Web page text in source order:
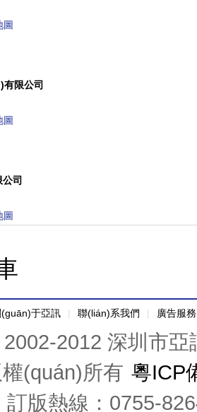
圖
限公司
圖
司
圖
(guān)于亞訊 | 聯(lián)系我們 | 廣告服
2012 深圳市
(quán)所有 粵ICP
訂版熱線：0755-